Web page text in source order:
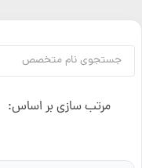
مرتب سازی بر اساس: